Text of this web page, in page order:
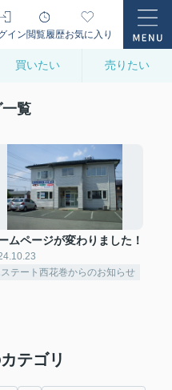
イン閲覧履歴お気に入り
買いたい 売りたい
覧
ムページが変わりました！
テート西花巻からのお知らせ
テゴリ